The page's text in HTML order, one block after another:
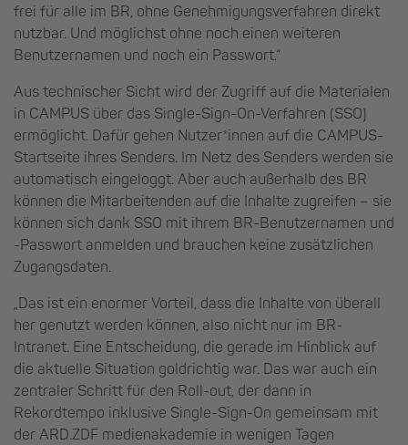
frei für alle im BR, ohne Genehmigungsverfahren direkt
nutzbar. Und möglichst ohne noch einen weiteren
Benutzernamen und noch ein Passwort.“
Aus technischer Sicht wird der Zugriff auf die Materialen
in CAMPUS über das Single-Sign-On-Verfahren (SSO)
ermöglicht. Dafür gehen Nutzer*innen auf die CAMPUS-
Startseite ihres Senders. Im Netz des Senders werden sie
automatisch eingeloggt. Aber auch außerhalb des BR
können die Mitarbeitenden auf die Inhalte zugreifen – sie
können sich dank SSO mit ihrem BR-Benutzernamen und
-Passwort anmelden und brauchen keine zusätzlichen
Zugangsdaten.
„Das ist ein enormer Vorteil, dass die Inhalte von überall
her genutzt werden können, also nicht nur im BR-
Intranet. Eine Entscheidung, die gerade im Hinblick auf
die aktuelle Situation goldrichtig war. Das war auch ein
zentraler Schritt für den Roll-out, der dann in
Rekordtempo inklusive Single-Sign-On gemeinsam mit
der ARD.ZDF medienakademie in wenigen Tagen